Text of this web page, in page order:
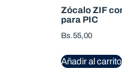
Zócalo ZIF
para PIC
Bs.55,00
Añadir al carrito